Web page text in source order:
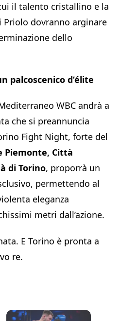
il talento cristallino e la
dovranno arginare
dello
palcoscenico d’élite
WBC andrà a
che si preannuncia
Fight Night, forte del
Piemonte, Città
di Torino, proporrà un
permettendo al
eleganza
metri dall’azione.
E Torino è pronta a
re.